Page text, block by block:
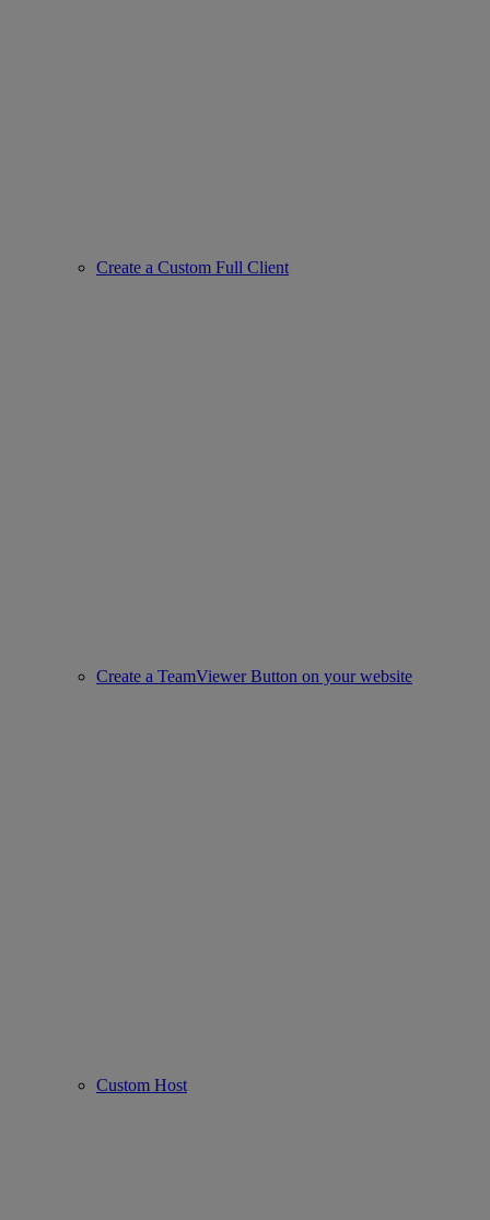
Create a Custom Full Client
Create a TeamViewer Button on your website
Custom Host